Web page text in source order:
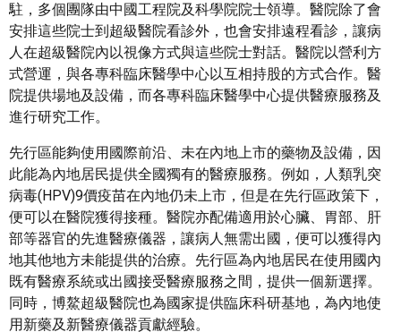
駐，多個團隊由中國工程院及科學院院士領導。醫院除了會
安排這些院士到超級醫院看診外，也會安排遠程看診，讓病
人在超級醫院內以視像方式與這些院士對話。醫院以營利方
式營運，與各專科臨床醫學中心以互相持股的方式合作。醫
院提供場地及設備，而各專科臨床醫學中心提供醫療服務及
進行研究工作。
先行區能夠使用國際前沿、未在內地上市的藥物及設備，因
此能為內地居民提供全國獨有的醫療服務。例如，人類乳突
病毒(HPV)9價疫苗在內地仍未上市，但是在先行區政策下，
便可以在醫院獲得接種。醫院亦配備適用於心臟、胃部、肝
部等器官的先進醫療儀器，讓病人無需出國，便可以獲得內
地其他地方未能提供的治療。先行區為內地居民在使用國內
既有醫療系統或出國接受醫療服務之間，提供一個新選擇。
同時，博鰲超級醫院也為國家提供臨床科研基地，為內地使
用新藥及新醫療儀器貢獻經驗。